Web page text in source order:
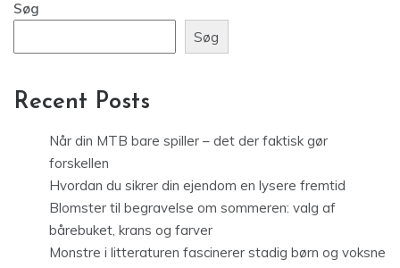
Søg
Søg
Recent Posts
Når din MTB bare spiller – det der faktisk gør
forskellen
Hvordan du sikrer din ejendom en lysere fremtid
Blomster til begravelse om sommeren: valg af
bårebuket, krans og farver
Monstre i litteraturen fascinerer stadig børn og voksne